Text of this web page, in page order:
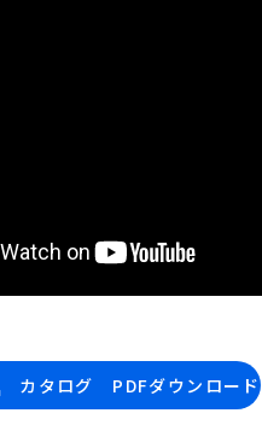
カタログ PDFダウンロード